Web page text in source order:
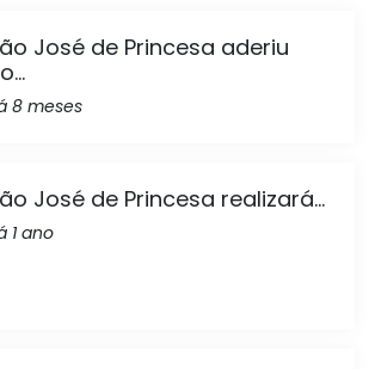
José de Princesa aderiu
8 meses
José de Princesa realizará...
1 ano